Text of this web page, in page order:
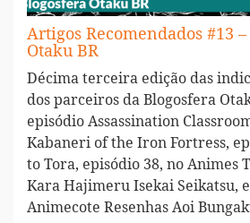
Artigos Recomendados #13
Otaku BR
Décima terceira edição das
dos parceiros da Blogosfera
episódio Assassination
Kabaneri of the Iron Fortress,
to Tora, episódio 38, no Animes
Kara Hajimeru Isekai Seikatsu,
Animecote Resenhas Aoi